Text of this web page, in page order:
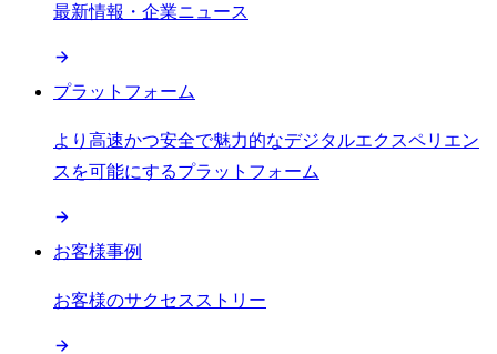
最新情報・企業ニュース
プラットフォーム
より高速かつ安全で魅力的なデジタルエクスペリエン
スを可能にするプラットフォーム
お客様事例
お客様のサクセスストリー